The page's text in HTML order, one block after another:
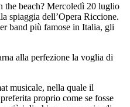
the beach? Mercoledì 20 luglio
spiaggia dell’Opera Riccione.
band più famose in Italia, gli
alla perfezione la voglia di
musicale, nella quale il
proprio come se fosse